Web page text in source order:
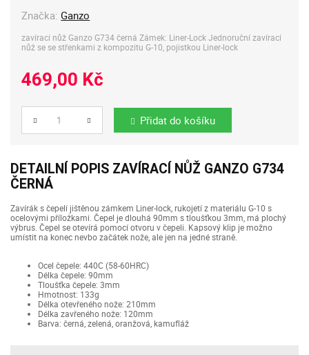
Značka:Ganzo
zavírací nůž Ganzo G734 černá Zámek: Liner-Lock Jednoruční zavírací
nůž se se střenkami z kompozitu G-10, pojistkou Liner-lock
469,00 Kč
Počet Přidat do košíku
DETAILNÍ POPIS ZAVÍRACÍ NŮŽ GANZO G734
ČERNÁ
Zavírák s čepelí jištěnou zámkem Liner-lock, rukojetí z materiálu G-10 s
ocelovými příložkami. Čepel je dlouhá 90mm s tloušťkou 3mm, má plochý
výbrus. Čepel se otevírá pomocí otvoru v čepeli. Kapsový klip je možno
umístit na konec nevbo začátek nože, ale jen na jedné straně.
Ocel čepele: 440C (58-60HRC)
Délka čepele: 90mm
Tloušťka čepele: 3mm
Hmotnost: 133g
Délka otevřeného nože: 210mm
Délka zavřeného nože: 120mm
Barva: černá, zelená, oranžová, kamufláž